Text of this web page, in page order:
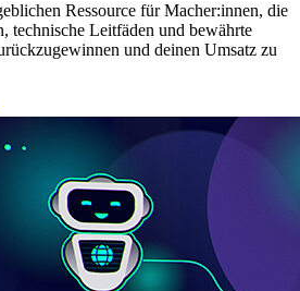
Ressource für Macher:innen, die
technische Leitfäden und bewährte
und deinen Umsatz zu